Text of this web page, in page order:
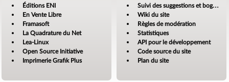
Éditions ENI
En Vente Libre
Framasoft
La Quadrature du Net
Lea-Linux
Open Source Initiative
Imprimerie Grafik Plus
Suivi des suggestions et bogues
Wiki du site
Règles de modération
Statistiques
API pour le développement
Code source du site
Plan du site